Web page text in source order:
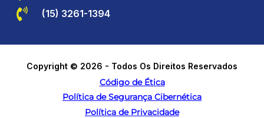
(15) 3261-1394
Copyright © 2026 - Todos Os Direitos Reservados
Código de Ética
Política de Segurança Cibernética
Política de Privacidade